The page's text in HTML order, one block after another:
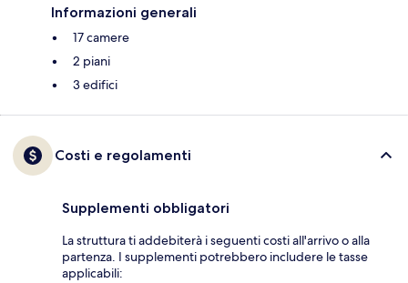
Informazioni generali
17 camere
2 piani
3 edifici
Costi e regolamenti
Supplementi obbligatori
La struttura ti addebiterà i seguenti costi all'arrivo o alla
partenza. I supplementi potrebbero includere le tasse
applicabili: